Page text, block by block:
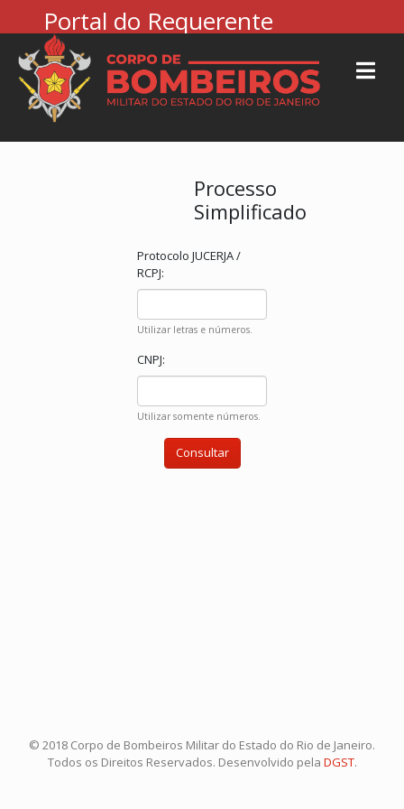
Portal do Requerente
Processo
Simplificado
Protocolo JUCERJA /
RCPJ:
Utilizar letras e números.
CNPJ:
Utilizar somente números.
© 2018 Corpo de Bombeiros Militar do Estado do Rio de Janeiro.
Todos os Direitos Reservados. Desenvolvido pela DGST.